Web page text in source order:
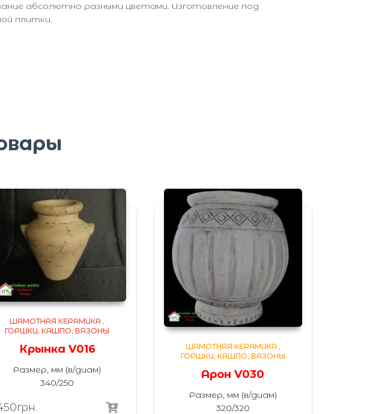
абсолютно разными цветами. Изготовление под
плитки.
ШАМОТНАЯ КЕРАМИКА ,
ГОРШКИ, КАШПО, ВАЗОНЫ
Крынка V016
Размер, мм (в/диам)
340/250
грн.
ШАМОТНАЯ КЕРАМИКА ,
ГОРШКИ, КАШПО, ВАЗОНЫ
Арон V030
Размер, мм (в/диам)
320/320